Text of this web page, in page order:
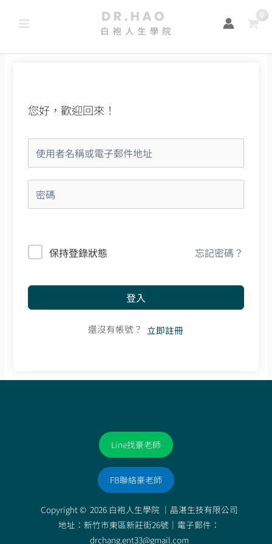
要
您好，歡迎回來！
保持登錄狀態 忘記密碼？
登入
還沒有帳號？ 立即註冊
Line找豪老師
FB聯絡豪老師
Copyright © 2026 白袍人生學院 ｜ 晶湛生技有限公司
地址：新竹市東區新莊街26號｜電子郵件：
drchang.ent33@gmail.com